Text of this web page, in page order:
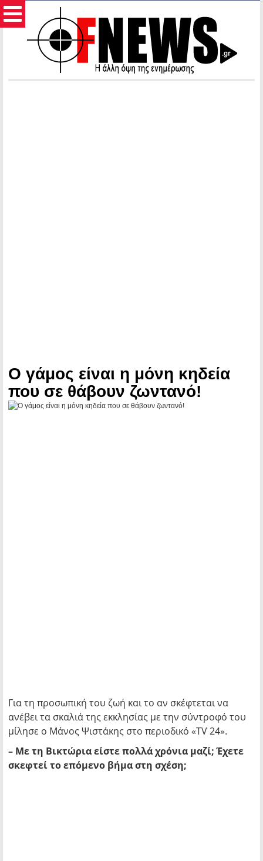
Ο γάμος είναι η μόνη κηδεία
που σε θάβουν ζωντανό!
Για τη προσωπική του ζωή και το αν σκέφτεται να
ανέβει τα σκαλιά της εκκλησίας με την σύντροφό του
μίλησε ο Μάνος Ψιστάκης στο περιοδικό «TV 24».
– Με τη Βικτώρια είστε πολλά χρόνια μαζί; Έχετε
σκεφτεί το επόμενο βήμα στη σχέση;